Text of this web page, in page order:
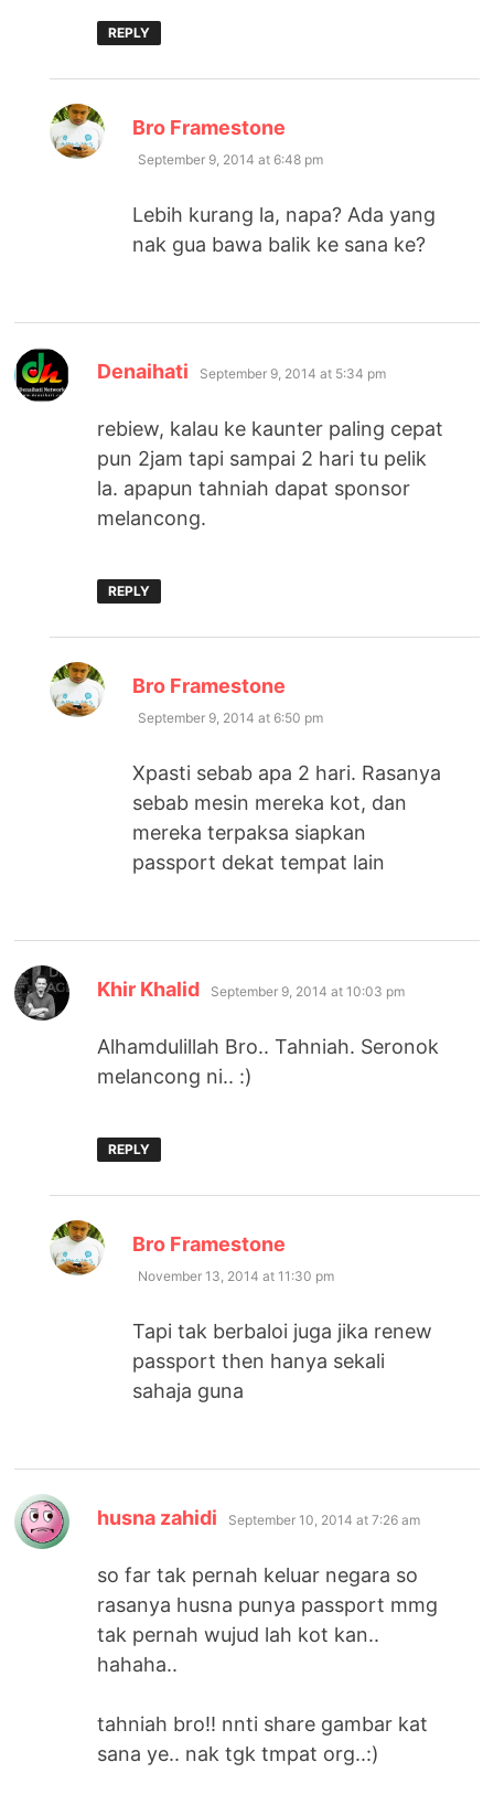
REPLY
Bro Framestone
September 9, 2014 at 6:48 pm
Lebih kurang la, napa? Ada yang
nak gua bawa balik ke sana ke?
Denaihati says:
September 9, 2014 at 5:34 pm
rebiew, kalau ke kaunter paling cepat
pun 2jam tapi sampai 2 hari tu pelik
la. apapun tahniah dapat sponsor
melancong.
REPLY
Bro Framestone
September 9, 2014 at 6:50 pm
Xpasti sebab apa 2 hari. Rasanya
sebab mesin mereka kot, dan
mereka terpaksa siapkan
passport dekat tempat lain
Khir Khalid says:
September 9, 2014 at 10:03 pm
Alhamdulillah Bro.. Tahniah. Seronok
melancong ni.. :)
REPLY
Bro Framestone
November 13, 2014 at 11:30 pm
Tapi tak berbaloi juga jika renew
passport then hanya sekali
sahaja guna
husna zahidi says:
September 10, 2014 at 7:26 am
so far tak pernah keluar negara so
rasanya husna punya passport mmg
tak pernah wujud lah kot kan..
hahaha..
tahniah bro!! nnti share gambar kat
sana ye.. nak tgk tmpat org..:)